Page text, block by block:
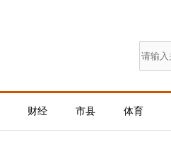
财经 市县 体育